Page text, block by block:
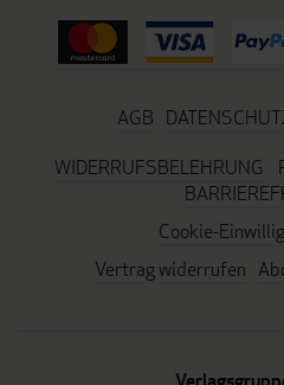
AGB
WIDERRUFSBELEHRUNG
Cookie-
Vertrag widerrufen